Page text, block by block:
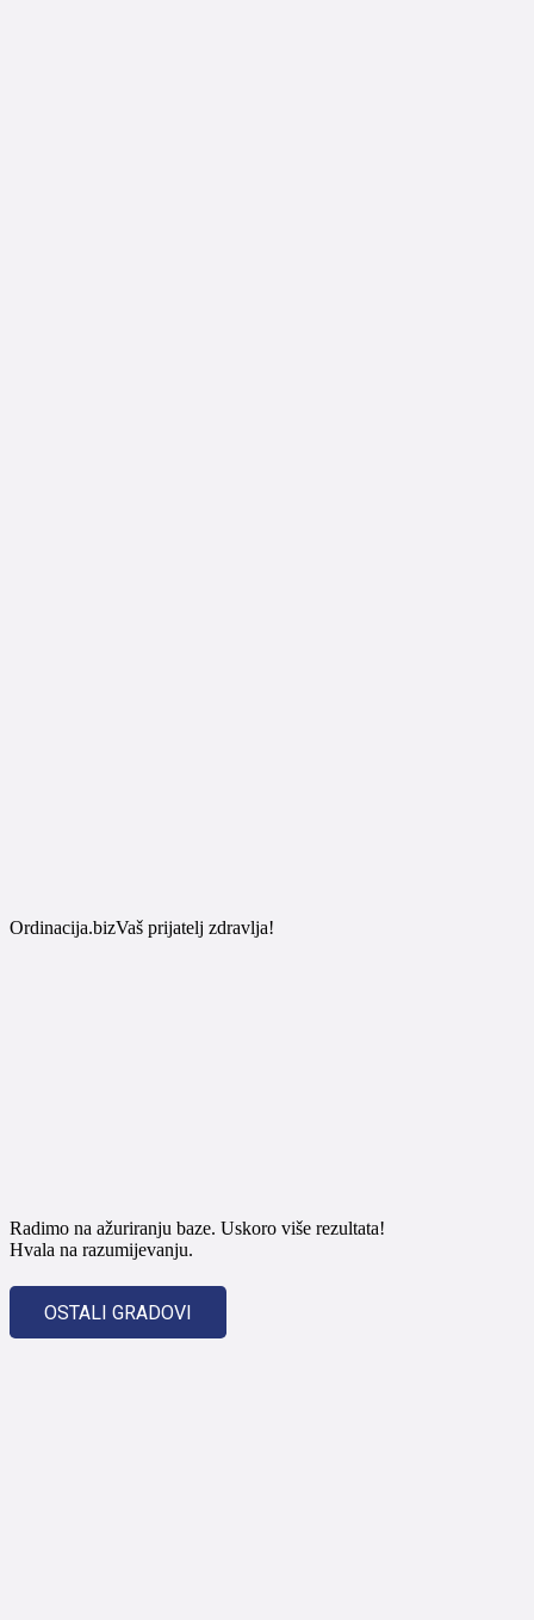
Ordinacija.bizVaš prijatelj zdravlja!
Radimo na ažuriranju baze. Uskoro više rezultata!
Hvala na razumijevanju.
OSTALI GRADOVI